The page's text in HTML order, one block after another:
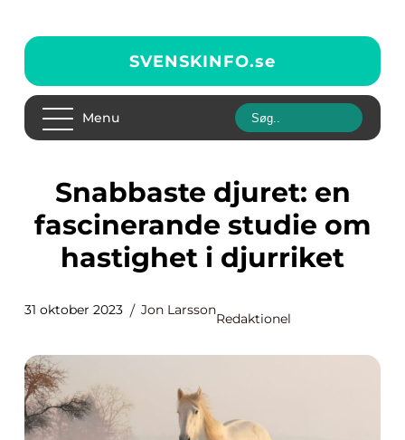
SVENSKINFO.se
Menu
Snabbaste djuret: en
fascinerande studie om
hastighet i djurriket
31 oktober 2023 Jon Larsson
Redaktionel